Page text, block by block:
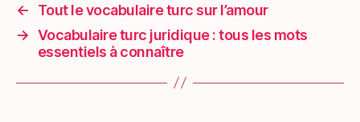
←
Tout le vocabulaire turc sur l’amour
→ Vocabulaire turc juridique : tous les mots
essentiels à connaître